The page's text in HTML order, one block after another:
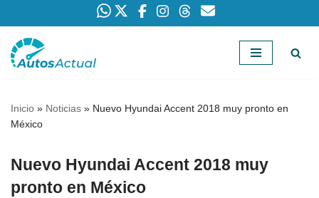
Saltar
Inicio » Noticias » Nuevo Hyundai Accent 2018 muy pronto en
México
Nuevo Hyundai Accent 2018 muy
pronto en México